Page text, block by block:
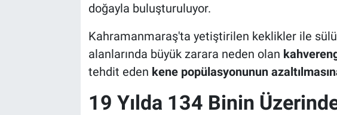
doğayla buluşturuluyor.
Kahramanmaraş'ta yetiştirilen keklikler ile
alanlarında büyük zarara neden olan
tehdit eden kene popülasyonunun
19 Yılda 134 Binin